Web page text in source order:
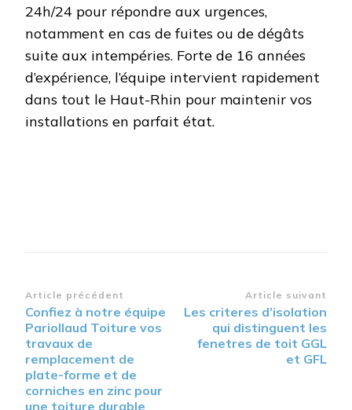
24h/24 pour répondre aux urgences,
notamment en cas de fuites ou de dégâts
suite aux intempéries. Forte de 16 années
d’expérience, l’équipe intervient rapidement
dans tout le Haut-Rhin pour maintenir vos
installations en parfait état.
Navigation
d’article
Article précédent
Confiez à notre équipe
Pariollaud Toiture vos
travaux de
remplacement de
plate-forme et de
corniches en zinc pour
une toiture durable
Article suivant
Les criteres d’isolation
qui distinguent les
fenetres de toit GGL
et GFL